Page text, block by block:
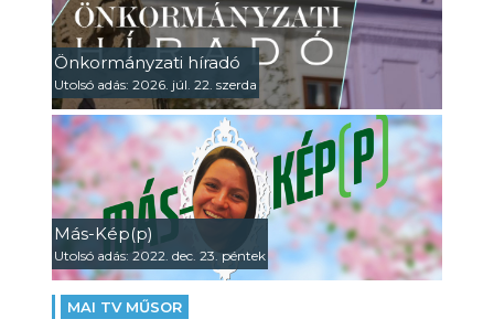
Önkormányzati híradó
Utolsó adás: 2026. júl. 22. szerda
Más-Kép(p)
Utolsó adás: 2022. dec. 23. péntek
MAI TV MŰSOR